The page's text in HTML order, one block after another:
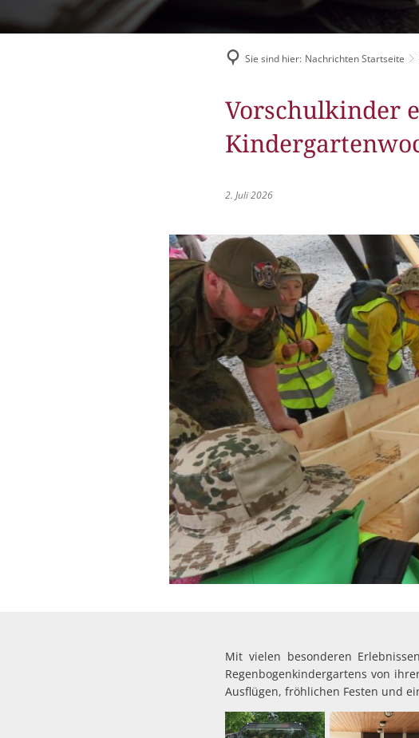
Stadtradeln
Sie sind hier: Nachrichten Startseite
Vorschulkinder
2. Juli 2026
Mit vielen besonderen
Regenbogenkindergartens von
Ausflügen, fröhlichen Festen und